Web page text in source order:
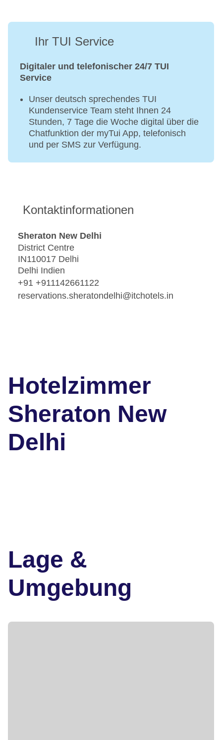
Ihr TUI Service
Digitaler und telefonischer 24/7 TUI
Service
Unser deutsch sprechendes TUI
Kundenservice Team steht Ihnen 24
Stunden, 7 Tage die Woche digital über die
Chatfunktion der myTui App, telefonisch
und per SMS zur Verfügung.
Kontaktinformationen
Sheraton New Delhi
District Centre
IN110017 Delhi
Delhi Indien
+91 +911142661122
reservations.sheratondelhi@itchotels.in
Hotelzimmer
Sheraton New
Delhi
Lage &
Umgebung